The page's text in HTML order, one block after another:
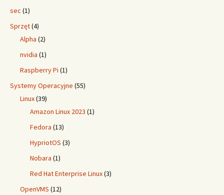
sec (1)
Sprzęt(4)
Alpha (2)
nvidia (1)
Raspberry Pi (1)
Systemy Operacyjne (55)
Linux(39)
Amazon Linux 2023 (1)
Fedora (13)
HypriotOS (3)
Nobara (1)
Red Hat Enterprise Linux(3)
OpenVMS (12)